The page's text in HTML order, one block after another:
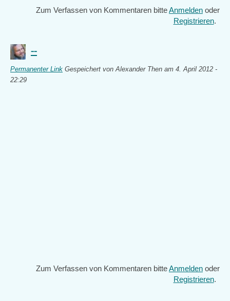
Zum Verfassen von Kommentaren bitteAnmelden oder
Registrieren.
--
Permanenter Link Gespeichert vonAlexander Then am 4. April 2012 -
22:29
Zum Verfassen von Kommentaren bitteAnmelden oder
Registrieren.